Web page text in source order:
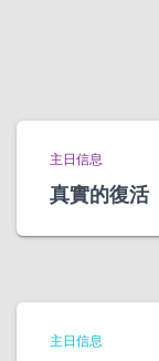
主日信息
真實的復活
主日信息